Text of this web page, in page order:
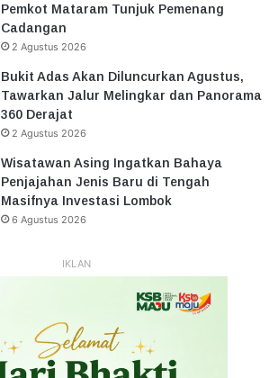
Pemkot Mataram Tunjuk Pemenang
Cadangan
2 Agustus 2026
Bukit Adas Akan Diluncurkan Agustus,
Tawarkan Jalur Melingkar dan Panorama
360 Derajat
2 Agustus 2026
Wisatawan Asing Ingatkan Bahaya
Penjajahan Jenis Baru di Tengah
Masifnya Investasi Lombok
6 Agustus 2026
IKLAN